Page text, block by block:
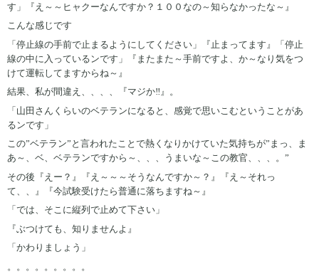
す」『え～～ヒャクーなんですか？１００なの～知らなかったな～』
こんな感じです
「停止線の手前で止まるようにしてください」『止まってます』「停止
線の中に入っているンです」『またまた～手前ですよ、か～なり気をつ
けて運転してますからね～』
結果、私が間違え、、、、『マジか‼』。
「山田さんくらいのベテランになると、感覚で思いこむということがあ
るンです」
この”ベテラン”と言われたことで熱くなりかけていた気持ちが”まっ、ま
あ～、ベ、ベテランですから～、、、うまいな～この教官、、、。”
その後『えー？』『え～～～そうなんですか～？』『え～それっ
て、、』『今試験受けたら普通に落ちますね～』
「では、そこに縦列で止めて下さい」
『ぶつけても、知りませんよ』
「かわりましょう」
。。。。。。。。。